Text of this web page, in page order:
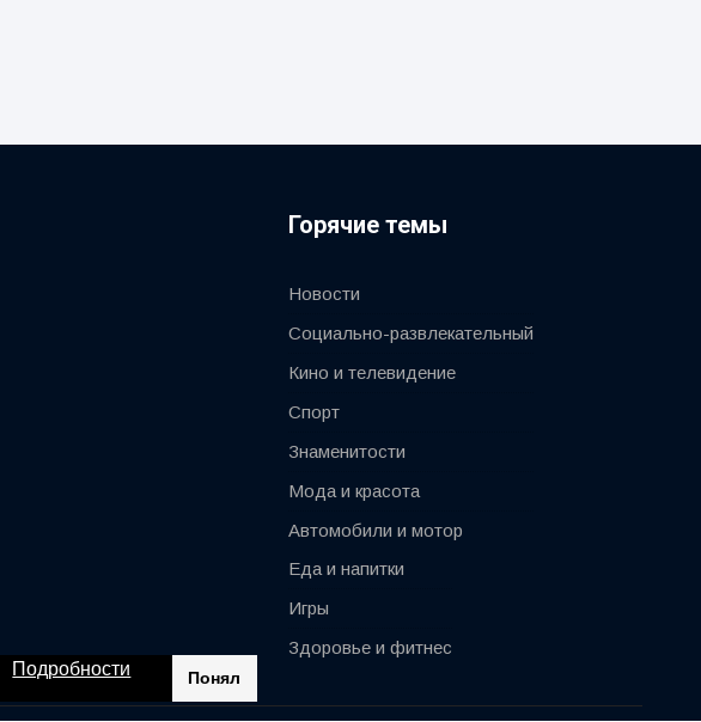
Подробности Понял
Горячие темы
Новости
Социально-развлекательный
Кино и телевидение
Спорт
Знаменитости
Мода и красота
Автомобили и мотор
Еда и напитки
Игры
Здоровье и фитнес